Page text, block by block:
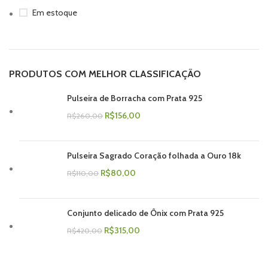
Em estoque
PRODUTOS COM MELHOR CLASSIFICAÇÃO
Pulseira de Borracha com Prata 925
R$260,00 R$156,00
Pulseira Sagrado Coração folhada a Ouro 18k
R$110,00 R$80,00
Conjunto delicado de Ônix com Prata 925
R$420,00 R$315,00